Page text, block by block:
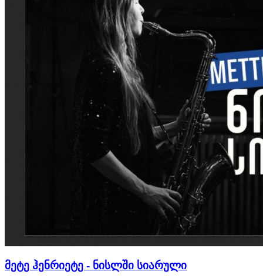
მეტე ჰენრიეტე - ნისლში სიარული